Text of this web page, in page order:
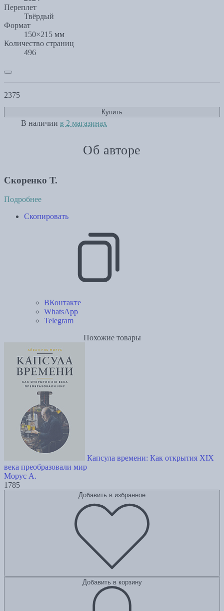
Переплет
Твёрдый
Формат
150×215 мм
Количество страниц
496
2375
Купить
В наличии в 2 магазинах
Об авторе
Скоренко Т.
Подробнее
Скопировать
ВКонтакте
WhatsApp
Telegram
Похожие товары
Капсула времени: Как открытия XIX
века преобразовали мир
Морус А.
1785
Добавить в избранное
Добавить в корзину